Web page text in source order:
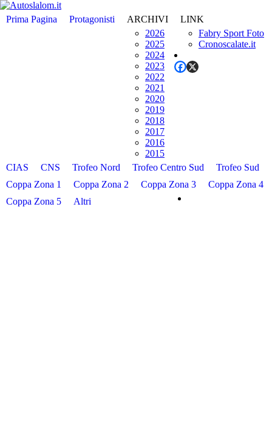
Prima Pagina Protagonisti
ARCHIVI
2026
2025
2024
2023
2022
2021
2020
2019
2018
2017
2016
2015
LINK
Fabry Sport Foto
Cronoscalate.it
CIAS CNS Trofeo Nord Trofeo Centro Sud
Trofeo Sud
Coppa Zona 1
Coppa Zona 2 Coppa Zona 3
Coppa Zona 4
Coppa Zona 5
Altri